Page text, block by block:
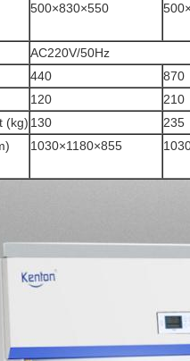
500×830×550
AC220V/50Hz
440 870
120 210
(kg) 130 235
1030×1180×855